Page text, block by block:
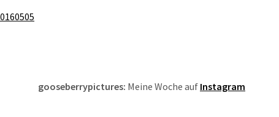
gooseberrypictures: Meine Woche auf Instagram